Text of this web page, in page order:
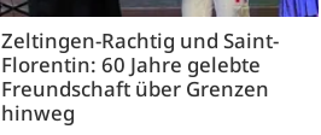
Zeltingen-Rachtig und Saint-
Florentin: 60 Jahre gelebte
Freundschaft über Grenzen
hinweg